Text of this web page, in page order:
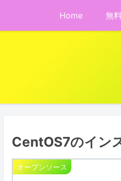
Home 無
CentOS7のイン
オープンソース